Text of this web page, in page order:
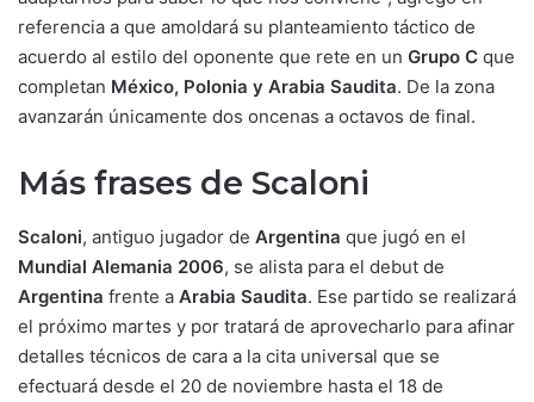
referencia a que amoldará su planteamiento táctico de
acuerdo al estilo del oponente que rete en un Grupo C que
completan México, Polonia y Arabia Saudita. De la zona
avanzarán únicamente dos oncenas a octavos de final.
Más frases de Scaloni
Scaloni, antiguo jugador de Argentina que jugó en el
Mundial Alemania 2006, se alista para el debut de
Argentina frente a Arabia Saudita. Ese partido se realizará
el próximo martes y por tratará de aprovecharlo para afinar
detalles técnicos de cara a la cita universal que se
efectuará desde el 20 de noviembre hasta el 18 de